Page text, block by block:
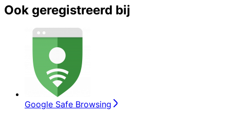
Ook geregistreerd bij
Google Safe Browsing